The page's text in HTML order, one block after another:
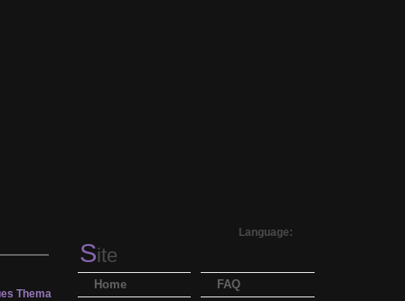
Thema
Language:
Site
FAQ
Home